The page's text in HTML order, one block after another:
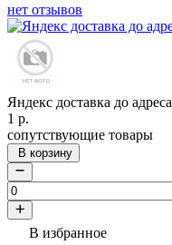
нет отзывов
Яндекс доставка до адреса
1 р.
сопутствующие товары
В корзину
В избранное